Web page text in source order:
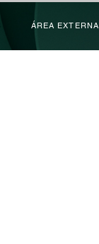
ÁREA EXTERNA